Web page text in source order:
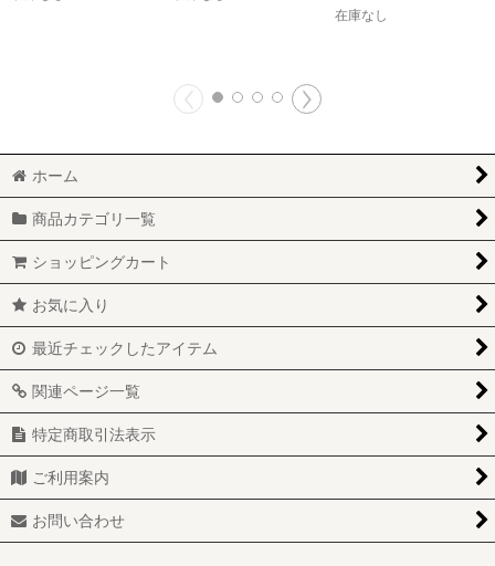
在庫なし
ホーム
商品カテゴリ一覧
ショッピングカート
お気に入り
最近チェックしたアイテム
関連ページ一覧
特定商取引法表示
ご利用案内
お問い合わせ